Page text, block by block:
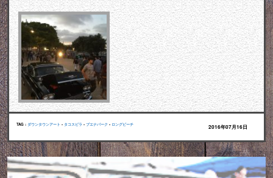
TAG : ダウンタウンアート • タコスビラ • ブエナパーク • ロングビーチ 2016年07月16日